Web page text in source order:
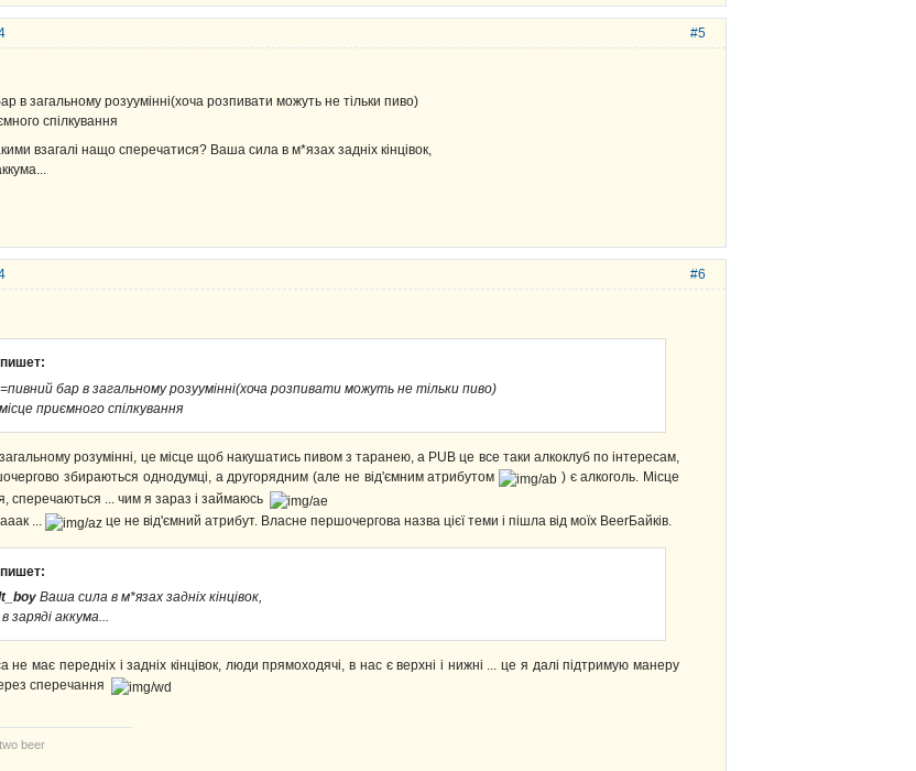
#5
в загальному розуумінні(хоча розпивати можуть не тільки пиво)
спілкування
взагалі нащо сперечатися? Ваша сила в м*язах задніх кінцівок,
#6
бар в загальному розуумінні(хоча розпивати можуть не тільки пиво)
приємного спілкування
розумінні, це місце щоб накушатись пивом з таранею, а PUB це все таки алкоклуб по інтересам,
збираються однодумці, а другорядним (але не від'ємним атрибутом
) є алкоголь. Місце
сперечаються ... чим я зараз і займаюсь
...
це не від'ємний атрибут. Власне першочергова назва цієї теми і пішла від моїх BeerБайків.
Ваша сила в м*язах задніх кінцівок,
в заряді аккума...
не має передніх і задніх кінцівок, люди прямоходячі, в нас є верхні і нижні ... це я далі підтримую манеру
сперечання
beer